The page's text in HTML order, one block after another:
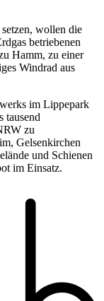
wollen die
betriebenen
Hamm, zu einer
Windrad aus
im Lippepark
tausend
zu
Gelsenkirchen
und Schienen
im Einsatz.